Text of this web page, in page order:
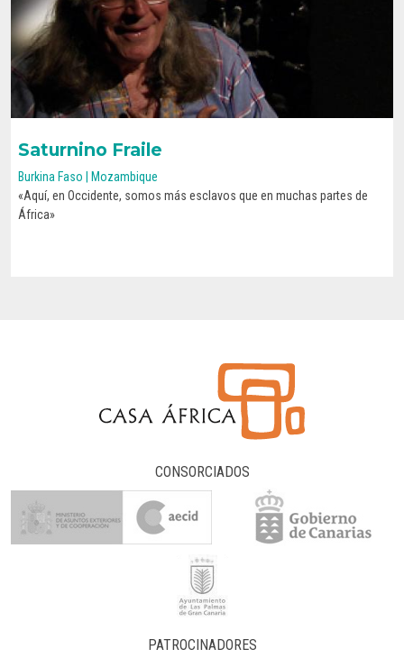
Saturnino Fraile
Burkina Faso | Mozambique
«Aquí, en Occidente, somos más esclavos que en muchas partes de
África»
CONOCE SU HISTORIA
CONSORCIADOS
PATROCINADORES